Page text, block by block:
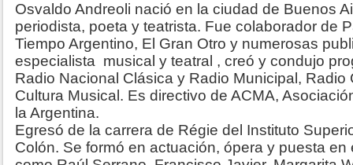
Osvaldo Andreoli nació en la ciudad de Buenos
periodista, poeta y teatrista. Fue colaborador de
Tiempo Argentino, El Gran Otro y numerosas
especialista musical y teatral , creó y condujo
Radio Nacional Clásica y Radio Municipal, Radio
Cultura Musical. Es directivo de ACMA,
la Argentina.
Egresó de la carrera de Régie del Instituto
Colón. Se formó en actuación, ópera y puesta